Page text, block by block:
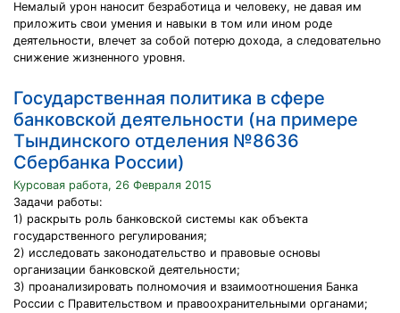
Немалый урон наносит безработица и человеку, не давая им
приложить свои умения и навыки в том или ином роде
деятельности, влечет за собой потерю дохода, а следовательно
снижение жизненного уровня.
Государственная политика в сфере
банковской деятельности (на примере
Тындинского отделения №8636
Сбербанка России)
Курсовая работа, 26 Февраля 2015
Задачи работы:
1) раскрыть роль банковской системы как объекта
государственного регулирования;
2) исследовать законодательство и правовые основы
организации банковской деятельности;
3) проанализировать полномочия и взаимоотношения Банка
России с Правительством и правоохранительными органами;